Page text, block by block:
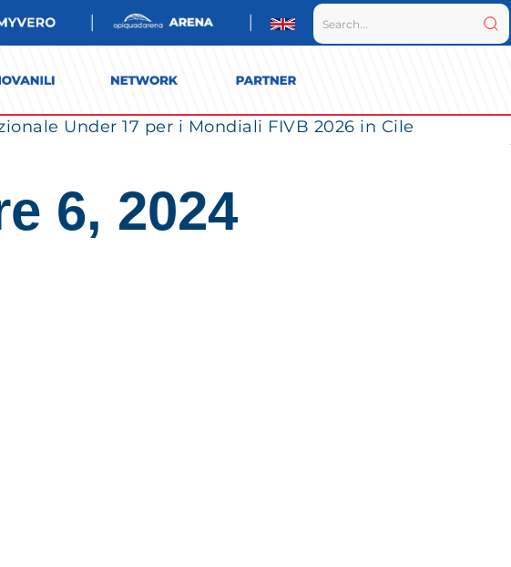
Under 17 per i Mondiali FIVB 2026 in Cile
6, 2024